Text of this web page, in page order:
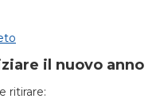
il nuovo anno
ritirare: